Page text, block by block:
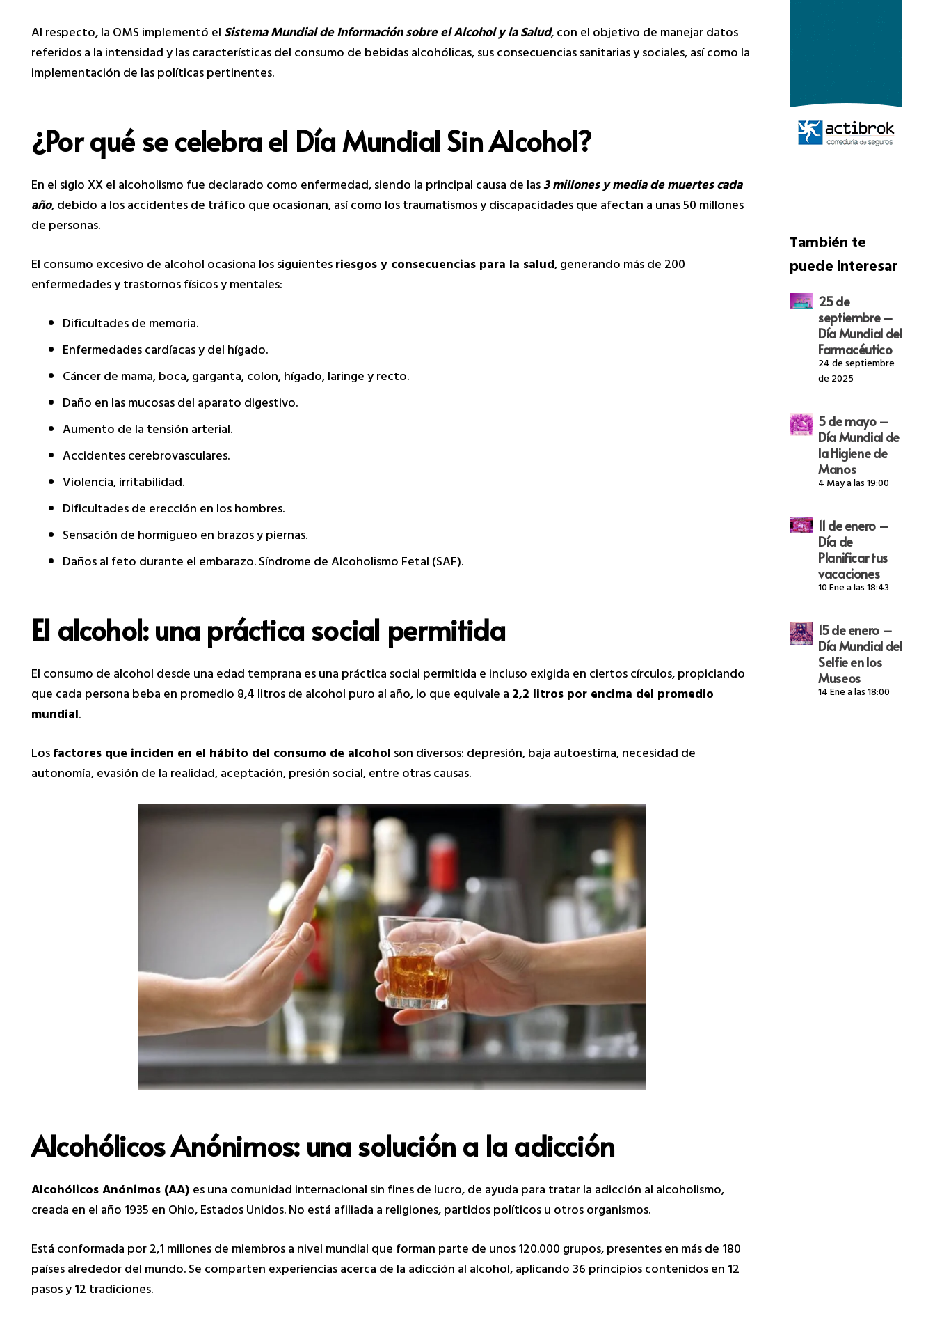
Al respecto, la OMS implementó elSistema Mundial de Información sobre el Alcohol y la Salud, con el objetivo de manejar datos
referidos a la intensidad y las características del consumo de bebidas alcohólicas, sus consecuencias sanitarias y sociales, así como la
implementación de las políticas pertinentes.
¿Por qué se celebra el Día Mundial Sin Alcohol?
En el siglo XX el alcoholismo fue declarado como enfermedad, siendo la principal causa de las3 millones y media de muertes cada
año, debido a los accidentes de tráfico que ocasionan, así como los traumatismos y discapacidades que afectan a unas 50 millones
de personas.
El consumo excesivo de alcohol ocasiona los siguientesriesgos y consecuencias para la salud, generando más de 200
enfermedades y trastornos físicos y mentales:
Dificultades de memoria.
Enfermedades cardíacas y del hígado.
Cáncer de mama, boca, garganta, colon, hígado, laringe y recto.
Daño en las mucosas del aparato digestivo.
Aumento de la tensión arterial.
Accidentes cerebrovasculares.
Violencia, irritabilidad.
Dificultades de erección en los hombres.
Sensación de hormigueo en brazos y piernas.
Daños al feto durante el embarazo. Síndrome de Alcoholismo Fetal (SAF).
El alcohol: una práctica social permitida
El consumo de alcohol desde una edad temprana es una práctica social permitida e incluso exigida en ciertos círculos, propiciando
que cada persona beba en promedio 8,4 litros de alcohol puro al año, lo que equivale a2,2 litros por encima del promedio
mundial.
Losfactores que inciden en el hábito del consumo de alcoholson diversos: depresión, baja autoestima, necesidad de
autonomía, evasión de la realidad, aceptación, presión social, entre otras causas.
Alcohólicos Anónimos: una solución a la adicción
Alcohólicos Anónimos (AA)es una comunidad internacional sin fines de lucro, de ayuda para tratar la adicción al alcoholismo,
creada en el año 1935 en Ohio, Estados Unidos. No está afiliada a religiones, partidos políticos u otros organismos.
Está conformada por 2,1 millones de miembros a nivel mundial que forman parte de unos 120.000 grupos, presentes en más de 180
países alrededor del mundo. Se comparten experiencias acerca de la adicción al alcohol, aplicando 36 principios contenidos en 12
pasos y 12 tradiciones.
También te
puede interesar
25 de
septiembre –
Día Mundial del
Farmacéutico
24 de septiembre
de 2025
5 de mayo –
Día Mundial de
la Higiene de
Manos
4 May a las 19:00
11 de enero –
Día de
Planificar tus
vacaciones
10 Ene a las 18:43
15 de enero –
Día Mundial del
Selfie en los
Museos
14 Ene a las 18:00